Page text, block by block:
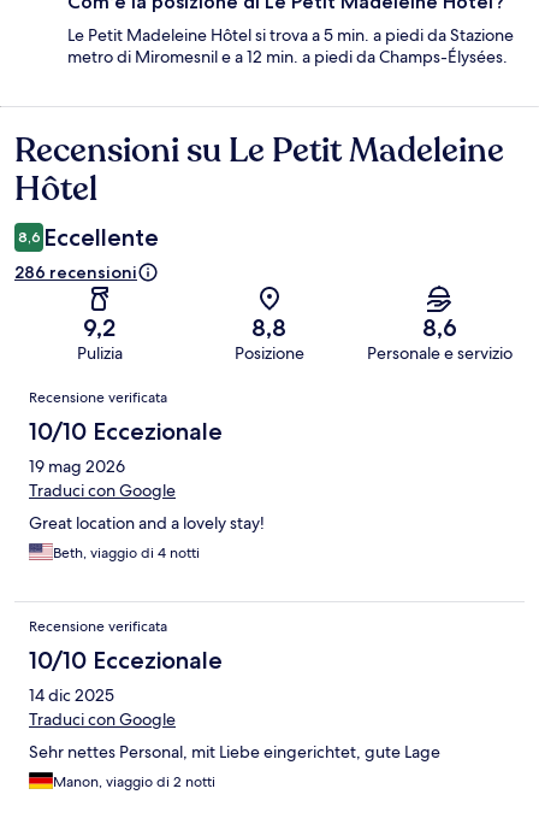
Le Petit Madeleine Hôtel si trova a 5 min. a piedi da Stazione
metro di Miromesnil e a 12 min. a piedi da Champs-Élysées.
Recensioni
Recensioni su Le Petit Madeleine
Hôtel
8,6 Eccellente
286 recensioni
9,2
Pulizia
8,8
Posizione
8,6
Personale e servizio
Recensioni
Recensione verificata
10/10 Eccezionale
19 mag 2026
Traduci con Google
Great location and a lovely stay!
Beth, viaggio di 4 notti
Recensione verificata
10/10 Eccezionale
14 dic 2025
Traduci con Google
Sehr nettes Personal, mit Liebe eingerichtet, gute Lage
Manon, viaggio di 2 notti